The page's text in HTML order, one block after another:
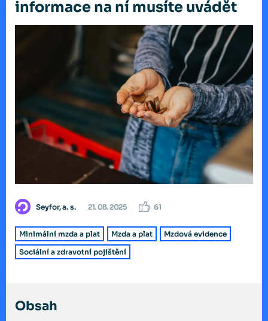
informace na ní musíte uvádět
Seyfor, a. s. 21. 08. 2025 61
Minimální mzda a plat Mzda a plat
Mzdová evidence
Sociální a zdravotní pojištění
Obsah